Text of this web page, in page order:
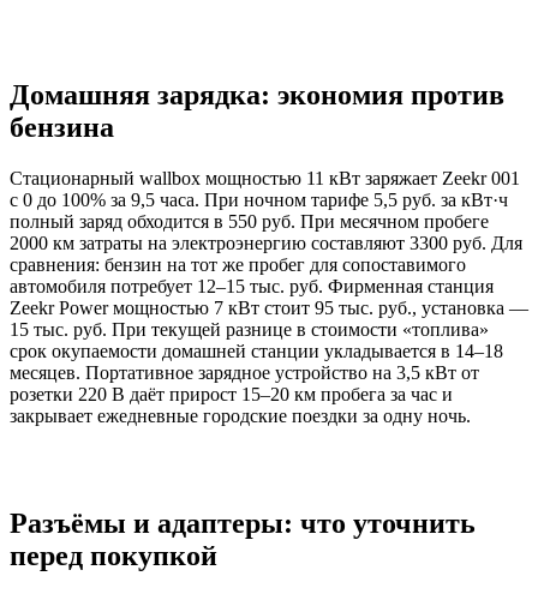
Домашняя зарядка: экономия против
бензина
Стационарный wallbox мощностью 11 кВт заряжает Zeekr 001
с 0 до 100% за 9,5 часа. При ночном тарифе 5,5 руб. за кВт·ч
полный заряд обходится в 550 руб. При месячном пробеге
2000 км затраты на электроэнергию составляют 3300 руб. Для
сравнения: бензин на тот же пробег для сопоставимого
автомобиля потребует 12–15 тыс. руб. Фирменная станция
Zeekr Power мощностью 7 кВт стоит 95 тыс. руб., установка —
15 тыс. руб. При текущей разнице в стоимости «топлива»
срок окупаемости домашней станции укладывается в 14–18
месяцев. Портативное зарядное устройство на 3,5 кВт от
розетки 220 В даёт прирост 15–20 км пробега за час и
закрывает ежедневные городские поездки за одну ночь.
Разъёмы и адаптеры: что уточнить
перед покупкой